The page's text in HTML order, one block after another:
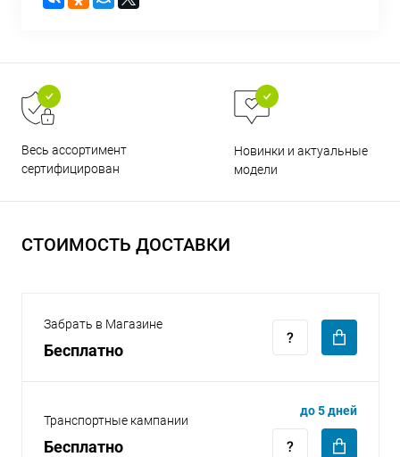
Весь ассортимент
сертифицирован
Новинки и актуальные
модели
СТОИМОСТЬ ДОСТАВКИ
Забрать в Магазине
Бесплатно
Транспортные кампании
Бесплатно
до 5 дней